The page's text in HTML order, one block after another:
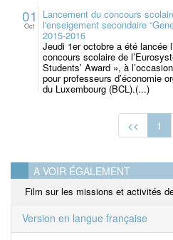
01
Oct
Lancement du concours
l'enseigement secondaire
2015-2016
Jeudi 1er octobre a été lancée
concours scolaire de
Students’ Award », à
pour professeurs d’économie
du Luxembourg (BCL).(...)
<< 1
A VOIR ÉGALEMENT
Film sur les missions et activités
Version en langue française